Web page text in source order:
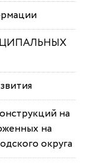
на
на
округа